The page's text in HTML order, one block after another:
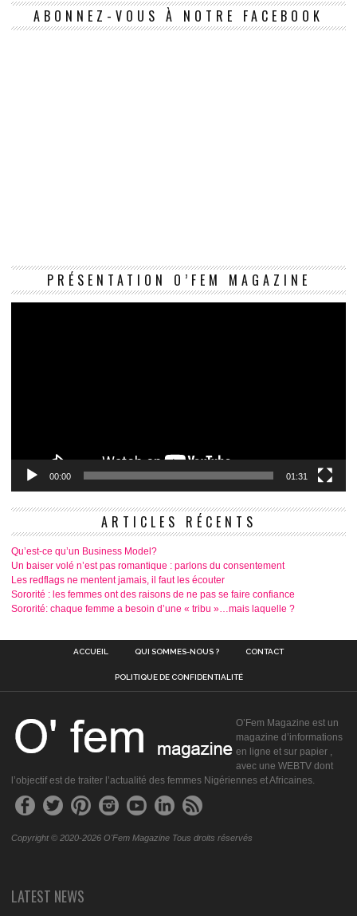
ABONNEZ-VOUS À NOTRE FACEBOOK
PRÉSENTATION O’FEM MAGAZINE
00:00 01:31
ARTICLES RÉCENTS
Qu’est-ce qu’un Business Model?
Un baiser volé n’est pas romantique : parlons du consentement
Les redflags ne mentent jamais, il faut les écouter
Sororité : les femmes ont des raisons de ne pas se faire confiance
Sororité: chaque femme a besoin d’une « tribu »…mais laquelle ?
ACCUEIL QUI SOMMES-NOUS ? CONTACT
POLITIQUE DE CONFIDENTIALITÉ
O’Fem Magazine est un
magazine d’informations
en ligne et sur papier ,
avec une WEBTV dont
l’objectif est de traiter l’actualité des femmes Nigériennes et Africaines.
Copyright © 2020-2026 O'Fem Magazine Tous droits réservés
LATEST NEWS